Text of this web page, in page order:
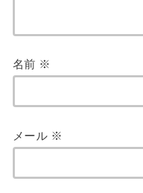
名前 ※
メール ※